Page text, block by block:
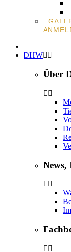
DHW
Über
News,